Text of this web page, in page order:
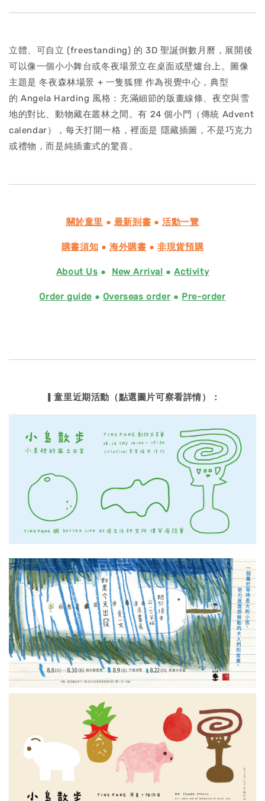
立體、可自立 (freestanding) 的 3D 聖誕倒數月曆，展開後
可以像一個小小舞台或冬夜場景立在桌面或壁爐台上。圖像
主題是 冬夜森林場景 + 一隻狐狸 作為視覺中心，典型
的 Angela Harding 風格：充滿細節的版畫線條、夜空與雪
地的對比、動物藏在叢林之間。有 24 個小門（傳統 Advent
calendar），每天打開一格，裡面是 隱藏插圖，不是巧克力
或禮物，而是純插畫式的驚喜。
關於童里 ● 最新到書 ●活動一覽
購書須知 ● 海外購書 ●非現貨預購
About Us ● New Arrival ●Activity
Order guide ● Overseas order● Pre-order
▎童里近期活動（點選圖片可察看詳情）：